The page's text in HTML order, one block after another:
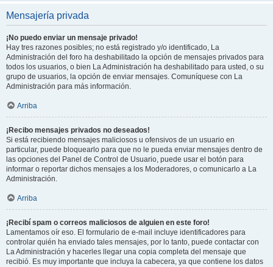
Mensajería privada
¡No puedo enviar un mensaje privado!
Hay tres razones posibles; no está registrado y/o identificado, La
Administración del foro ha deshabilitado la opción de mensajes privados para
todos los usuarios, o bien La Administración ha deshabilitado para usted, o su
grupo de usuarios, la opción de enviar mensajes. Comuníquese con La
Administración para más información.
Arriba
¡Recibo mensajes privados no deseados!
Si está recibiendo mensajes maliciosos u ofensivos de un usuario en
particular, puede bloquearlo para que no le pueda enviar mensajes dentro de
las opciones del Panel de Control de Usuario, puede usar el botón para
informar o reportar dichos mensajes a los Moderadores, o comunicarlo a La
Administración.
Arriba
¡Recibí spam o correos maliciosos de alguien en este foro!
Lamentamos oír eso. El formulario de e-mail incluye identificadores para
controlar quién ha enviado tales mensajes, por lo tanto, puede contactar con
La Administración y hacerles llegar una copia completa del mensaje que
recibió. Es muy importante que incluya la cabecera, ya que contiene los datos